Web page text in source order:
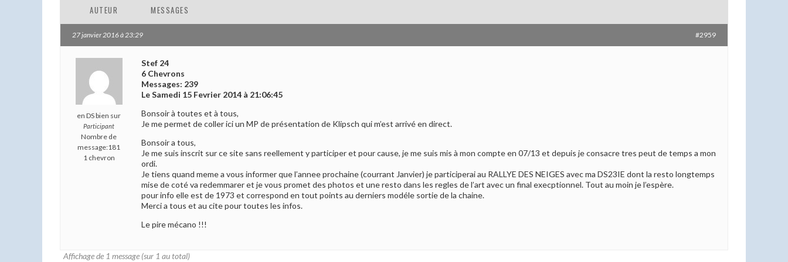
AUTEUR MESSAGES
27 janvier 2016 à 23:29 #2959
en DS bien sur
Participant
Nombre de
message:181
1 chevron
Stef 24
6 Chevrons
Messages: 239
Le Samedi 15 Fevrier 2014 à 21:06:45
Bonsoir à toutes et à tous,
Je me permet de coller ici un MP de présentation de Klipsch qui m’est arrivé en direct.
Bonsoir a tous,
Je me suis inscrit sur ce site sans reellement y participer et pour cause, je me suis mis à mon compte en 07/13 et depuis je consacre tres peut de temps a mon
ordi.
Je tiens quand meme a vous informer que l’annee prochaine (courrant Janvier) je participerai au RALLYE DES NEIGES avec ma DS23IE dont la resto longtemps
mise de coté va redemmarer et je vous promet des photos et une resto dans les regles de l’art avec un final execptionnel. Tout au moin je l’espère.
pour info elle est de 1973 et correspond en tout points au derniers modéle sortie de la chaine.
Merci a tous et au cite pour toutes les infos.
Le pire mécano !!!
Affichage de 1 message (sur 1 au total)